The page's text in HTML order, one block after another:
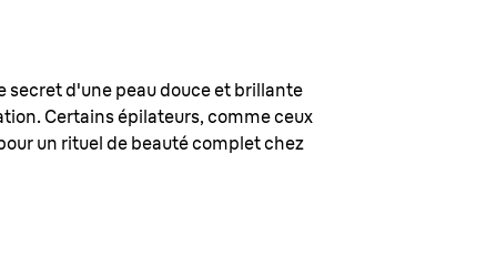
secret d'une peau douce et brillante
Certains épilateurs, comme ceux
un rituel de beauté complet chez